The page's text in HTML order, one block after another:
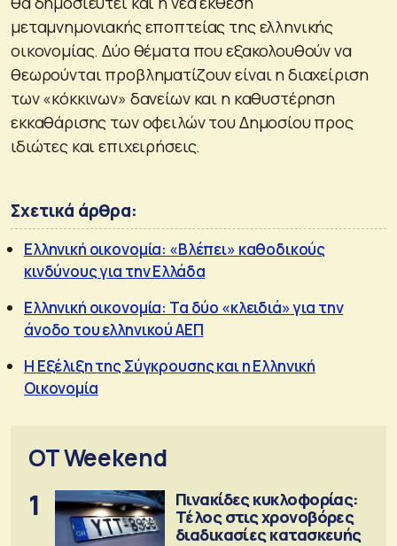
μεταμνημονιακής εποπτείας της ελληνικής
οικονομίας. Δύο θέματα που εξακολουθούν να
θεωρούνται προβληματίζουν είναι η διαχείριση
των «κόκκινων» δανείων και η καθυστέρηση
εκκαθάρισης των οφειλών του Δημοσίου προς
ιδιώτες και επιχειρήσεις.
Σχετικά άρθρα:
Ελληνική οικονομία: «Βλέπει» καθοδικούς
κινδύνους για την Ελλάδα
Ελληνική οικονομία: Τα δύο «κλειδιά» για την
άνοδο του ελληνικού ΑΕΠ
Η Εξέλιξη της Σύγκρουσης και η Ελληνική
Οικονομία
OT Weekend
1
Πινακίδες κυκλοφορίας:
Τέλος στις χρονοβόρες
διαδικασίες κατασκευής